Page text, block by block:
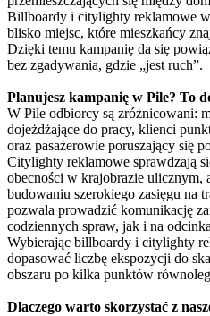
Billboardy i citylighty reklamowe
blisko miejsc, które mieszkańcy
Dzięki temu kampanię da się
bez zgadywania, gdzie „jest ruch”.
Planujesz kampanię w Pile? To
W Pile odbiorcy są zróżnicowani:
dojeżdżające do pracy, klienci
oraz pasażerowie poruszający się
Citylighty reklamowe sprawdzają
obecności w krajobrazie ulicznym,
budowaniu szerokiego zasięgu na
pozwala prowadzić komunikację
codziennych spraw, jak i na
Wybierając billboardy i citylighty
dopasować liczbę ekspozycji do
obszaru po kilka punktów
Dlaczego warto skorzystać z